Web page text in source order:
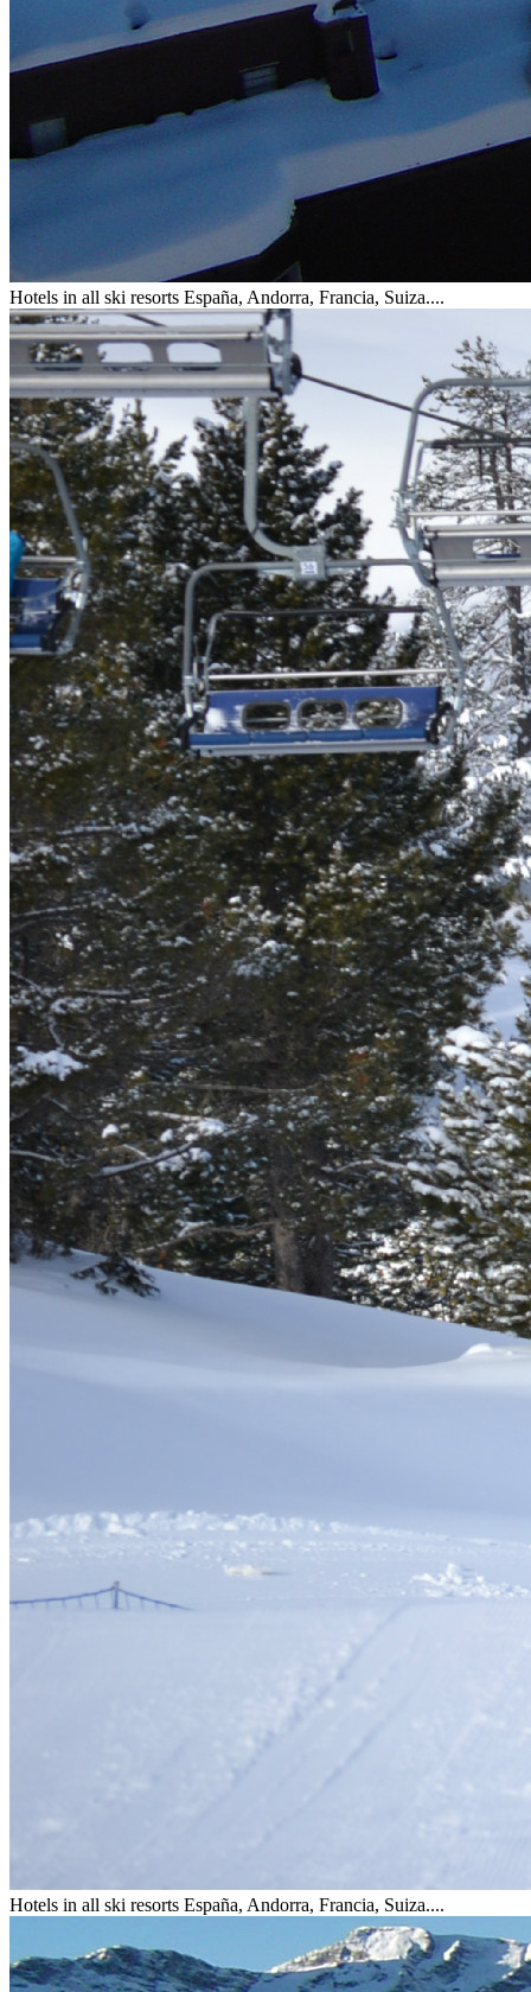
Hotels in all ski resorts España, Andorra, Francia, Suiza....
Hotels in all ski resorts España, Andorra, Francia, Suiza....